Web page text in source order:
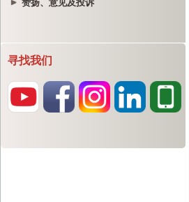
赞扬、意见及投诉
寻找我们